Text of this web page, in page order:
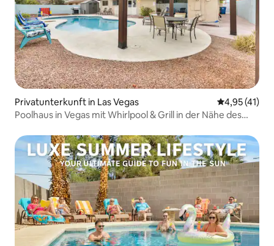
Privatunterkunft in Las Vegas
4,95 (41)
Poolhaus in Vegas mit Whirlpool & Grill in der Nähe des